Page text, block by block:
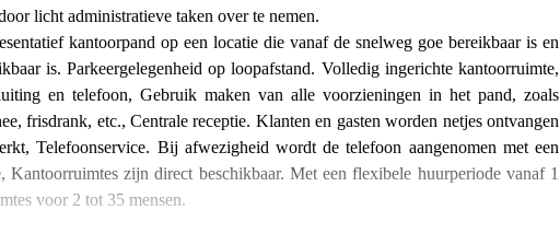
licht administratieve taken over te nemen.
kantoorpand op een locatie die vanaf de snelweg goe bereikbaar is en
is. Parkeergelegenheid op loopafstand. Volledig ingerichte kantoorruimte,
en telefoon, Gebruik maken van alle voorzieningen in het pand, zoals
frisdrank, etc., Centrale receptie. Klanten en gasten worden netjes ontvangen
Telefoonservice. Bij afwezigheid wordt de telefoon aangenomen met een
Kantoorruimtes zijn direct beschikbaar. Met een flexibele huurperiode vanaf 1
voor 2 tot 35 mensen.